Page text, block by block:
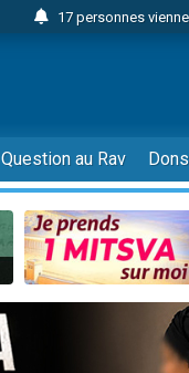
17 personnes
Il reste 49
23 personnes
Eva vient de donner
4 personnes
3 personnes
3 personnes
Odaya vient de
13 personnes
2 personnes
Question au Rav Dons